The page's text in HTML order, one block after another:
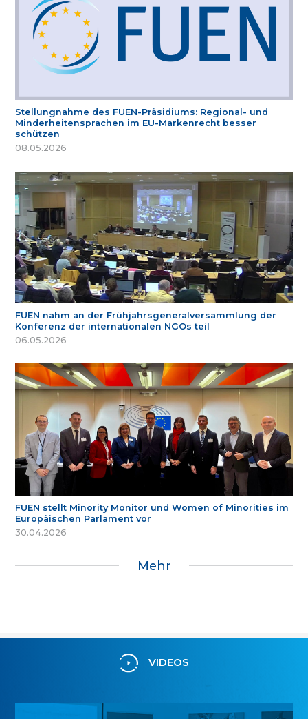
Stellungnahme des FUEN-Präsidiums: Regional- und
Minderheitensprachen im EU-Markenrecht besser
schützen
08.05.2026
FUEN nahm an der Frühjahrsgeneralversammlung der
Konferenz der internationalen NGOs teil
06.05.2026
FUEN stellt Minority Monitor und Women of Minorities im
Europäischen Parlament vor
30.04.2026
Mehr
VIDEOS